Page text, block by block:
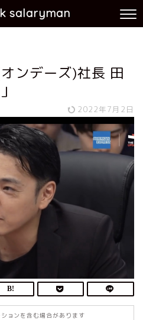
salaryman
ンデーズ)社長 田
2022年7月2日
ョンを含む場合があります